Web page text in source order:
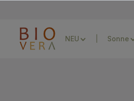
NEU Sonne